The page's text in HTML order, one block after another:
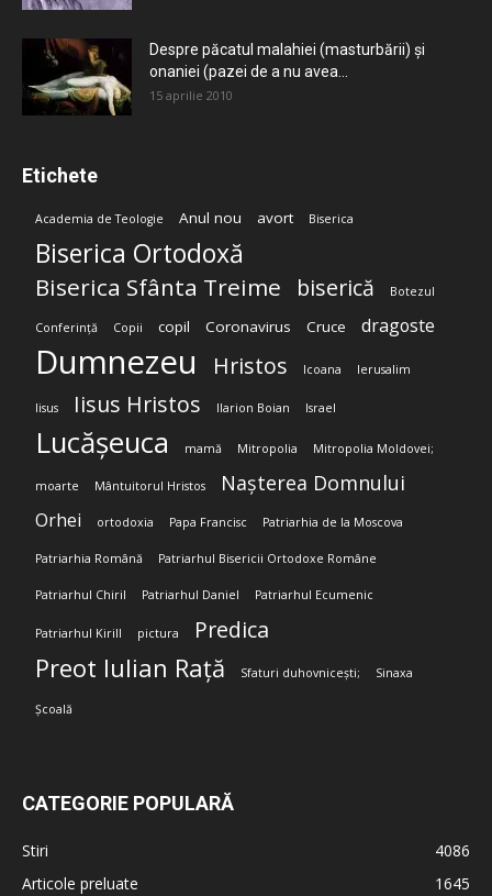
Despre păcatul malahiei (masturbării) şi
onaniei (pazei de a nu avea...
15 aprilie 2010
Etichete
Academia de Teologie Anul nou avort Biserica
Biserica Ortodoxă
Biserica Sfânta Treime biserică Botezul
Conferință Copii copil Coronavirus Cruce dragoste
Dumnezeu Hristos Icoana Ierusalim
Iisus Iisus Hristos Ilarion Boian Israel
Lucășeuca mamă Mitropolia Mitropolia Moldovei;
moarte Mântuitorul Hristos Nașterea Domnului
Orhei ortodoxia Papa Francisc Patriarhia de la Moscova
Patriarhia Română Patriarhul Bisericii Ortodoxe Române
Patriarhul Chiril Patriarhul Daniel Patriarhul Ecumenic
Patriarhul Kirill pictura Predica
Preot Iulian Rață Sfaturi duhovnicești; Sinaxa
Școală
CATEGORIE POPULARĂ
Stiri
4086
Articole preluate
1645